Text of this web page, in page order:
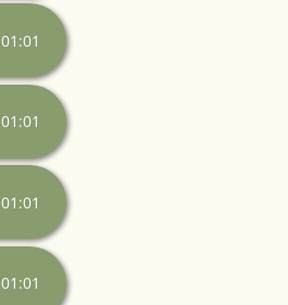
01:01
01:01
01:01
01:01